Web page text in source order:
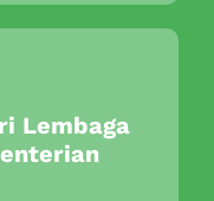
Lembaga